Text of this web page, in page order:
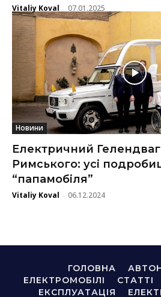
Vitaliy Koval - 07.01.2025
Новини
Електричний
Римського: усі
“папамобіля”
Vitaliy Koval - 06.12.2024
ГОЛОВНА
ЕЛЕКТРОМОБІЛІ
СТАТТІ
ЕКСПЛУАТАЦІЯ